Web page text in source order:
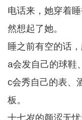
电话来，她穿着
然想起了她。
睡之前有空的话
a会发自己的球鞋
c会秀自己的表、
板。
十七岁的颜涩无